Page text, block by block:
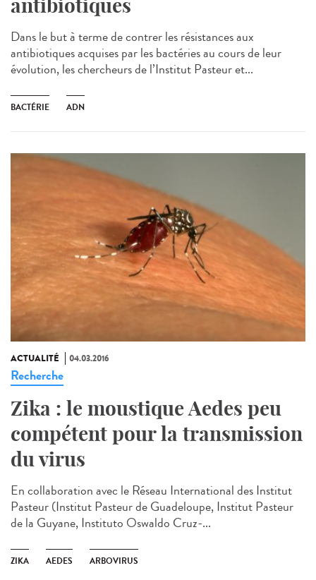
antibiotiques
Dans le but à terme de contrer les résistances aux
antibiotiques acquises par les bactéries au cours de leur
évolution, les chercheurs de l’Institut Pasteur et...
BACTÉRIE ADN
ACTUALITÉ 04.03.2016
Recherche
Zika : le moustique Aedes peu
compétent pour la transmission
du virus
En collaboration avec le Réseau International des Institut
Pasteur (Institut Pasteur de Guadeloupe, Institut Pasteur
de la Guyane, Instituto Oswaldo Cruz-...
ZIKA AEDES ARBOVIRUS